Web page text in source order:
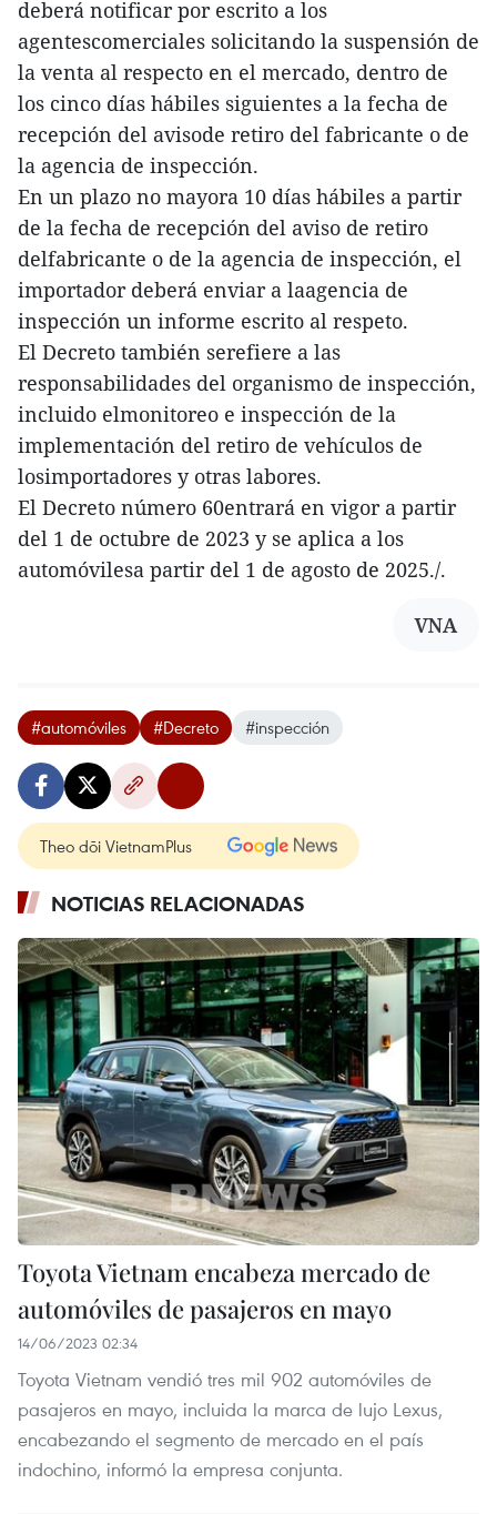
deberá notificar por escrito a los
agentescomerciales solicitando la suspensión de
la venta al respecto en el mercado, dentro de
los cinco días hábiles siguientes a la fecha de
recepción del avisode retiro del fabricante o de
la agencia de inspección.
En un plazo no mayora 10 días hábiles a partir
de la fecha de recepción del aviso de retiro
delfabricante o de la agencia de inspección, el
importador deberá enviar a laagencia de
inspección un informe escrito al respeto.
El Decreto también serefiere a las
responsabilidades del organismo de inspección,
incluido elmonitoreo e inspección de la
implementación del retiro de vehículos de
losimportadores y otras labores.
El Decreto número 60entrará en vigor a partir
del 1 de octubre de 2023 y se aplica a los
automóvilesa partir del 1 de agosto de 2025./.
VNA
#automóviles #Decreto #inspección
Theo dõi VietnamPlus
NOTICIAS RELACIONADAS
Toyota Vietnam encabeza mercado de
automóviles de pasajeros en mayo
14/06/2023 02:34
Toyota Vietnam vendió tres mil 902 automóviles de
pasajeros en mayo, incluida la marca de lujo Lexus,
encabezando el segmento de mercado en el país
indochino, informó la empresa conjunta.